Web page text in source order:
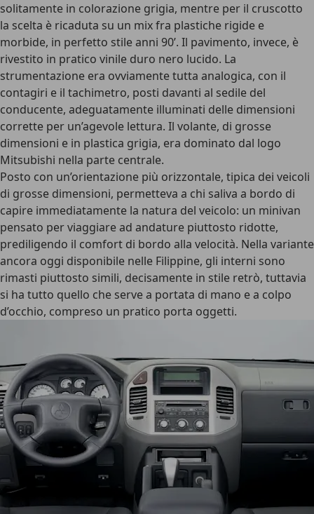
solitamente in colorazione grigia, mentre per il cruscotto
la scelta è ricaduta su un mix fra plastiche rigide e
morbide, in perfetto stile anni 90’. Il pavimento, invece, è
rivestito in pratico vinile duro nero lucido. La
strumentazione era ovviamente tutta analogica, con il
contagiri e il tachimetro, posti davanti al sedile del
conducente, adeguatamente illuminati delle dimensioni
corrette per un’agevole lettura. Il volante, di grosse
dimensioni e in plastica grigia, era dominato dal logo
Mitsubishi nella parte centrale.
Posto con un’orientazione più orizzontale, tipica dei veicoli
di grosse dimensioni, permetteva a chi saliva a bordo di
capire immediatamente la natura del veicolo: un minivan
pensato per viaggiare ad andature piuttosto ridotte,
prediligendo il comfort di bordo alla velocità. Nella variante
ancora oggi disponibile nelle Filippine, gli interni sono
rimasti piuttosto simili, decisamente in stile retrò, tuttavia
si ha tutto quello che serve a portata di mano e a colpo
d’occhio, compreso un pratico porta oggetti.